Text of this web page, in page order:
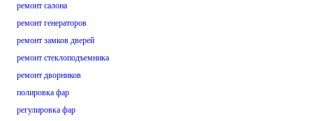
ремонт салона
ремонт генераторов
ремонт замков дверей
ремонт стеклоподъемника
ремонт дворников
полировка фар
регулировка фар